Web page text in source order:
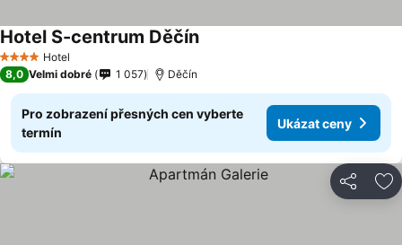
4 Počet hvězdiček
Hotel
Hotel S-centrum DěčínUkázat ceny
8,0 Velmi dobré 1 057 Děčín
Pro zobrazení přesných cen vyberte
termín
Ukázat ceny
Sdílet